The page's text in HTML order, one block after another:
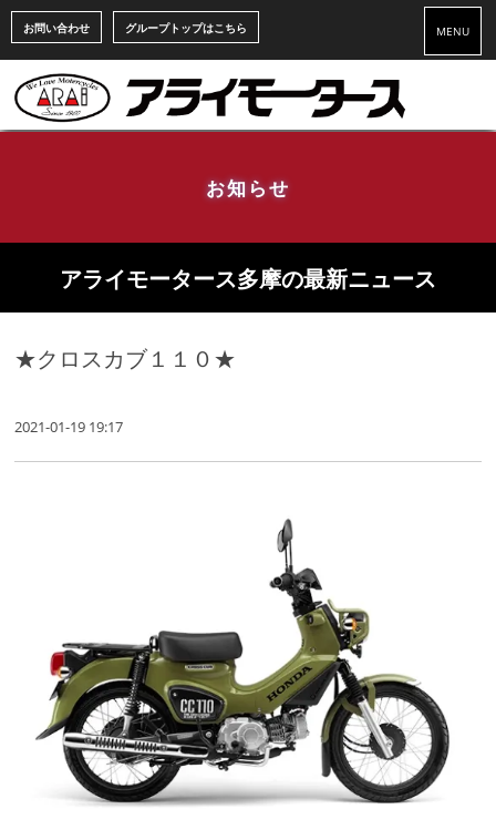
お問い合わせ グループトップはこちら MENU
お知らせ
アライモータース多摩の最新ニュース
★クロスカブ１１０★
2021-01-19 19:17